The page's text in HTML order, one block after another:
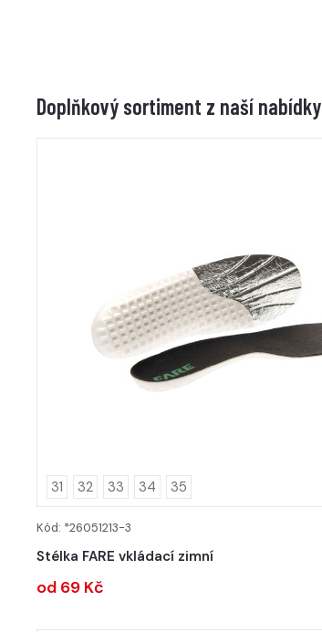
Doplňkový sortiment z naší nabídky
31 32 33 34 35
Kód: *26051213-3
Stélka FARE vkládací zimní
od 69 Kč